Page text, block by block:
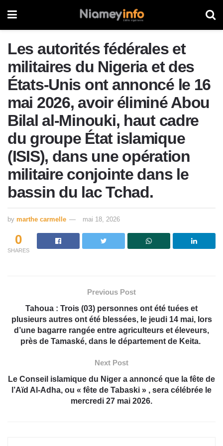
Les autorités fédérales et
militaires du Nigeria et des
États-Unis ont annoncé le 16
mai 2026, avoir éliminé Abou
Bilal al-Minouki, haut cadre
du groupe État islamique
(ISIS), dans une opération
militaire conjointe dans le
bassin du lac Tchad.
by marthe carmelle mai 18, 2026
0
SHARES
Previous Post
Tahoua : Trois (03) personnes ont été tuées et
plusieurs autres ont été blessées, le jeudi 14 mai, lors
d’une bagarre rangée entre agriculteurs et éleveurs,
près de Tamaské, dans le département de Keita.
Next Post
Le Conseil islamique du Niger a annoncé que la fête de
l’Aïd Al-Adha, ou « fête de Tabaski » , sera célébrée le
mercredi 27 mai 2026.